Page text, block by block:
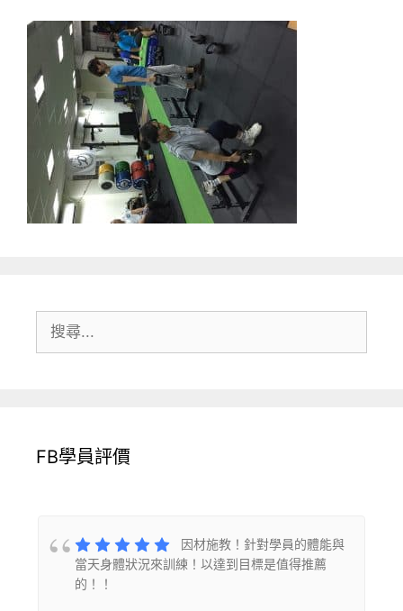
尋:
FB學員評價
因材施教！針對學員的體能與
當天身體狀況來訓練！以達到目標是值得推薦
的！！